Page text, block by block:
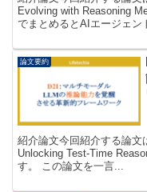
Evolving with Reasoning
でまとめるとAIエージェン
論文要約
紹介論文今回紹介する論
Unlocking Test-Time
す。 この論文を一言...